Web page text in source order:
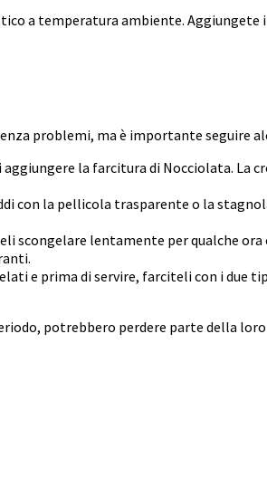
a temperatura ambiente.
problemi, ma è importante seguire
la farcitura di Nocciolata. La
con la pellicola trasparente o la
scongelare lentamente per qualche
e prima di servire, farciteli con i due
potrebbero perdere parte della